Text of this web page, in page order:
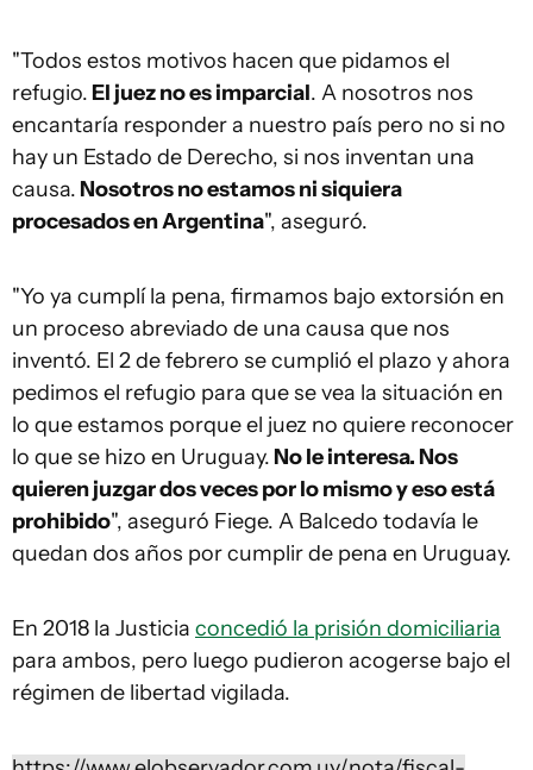
"Todos estos motivos hacen que pidamos el
refugio. El juez no es imparcial. A nosotros nos
encantaría responder a nuestro país pero no si no
hay un Estado de Derecho, si nos inventan una
causa. Nosotros no estamos ni siquiera
procesados en Argentina", aseguró.
"Yo ya cumplí la pena, firmamos bajo extorsión en
un proceso abreviado de una causa que nos
inventó. El 2 de febrero se cumplió el plazo y ahora
pedimos el refugio para que se vea la situación en
lo que estamos porque el juez no quiere reconocer
lo que se hizo en Uruguay. No le interesa. Nos
quieren juzgar dos veces por lo mismo y eso está
prohibido", aseguró Fiege. A Balcedo todavía le
quedan dos años por cumplir de pena en Uruguay.
En 2018 la Justicia concedió la prisión domiciliaria
para ambos, pero luego pudieron acogerse bajo el
régimen de libertad vigilada.